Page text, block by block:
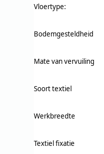
Vloertype:
Bodemgesteldheid
Mate van vervuiling
Soort textiel
Werkbreedte
Textiel fixatie